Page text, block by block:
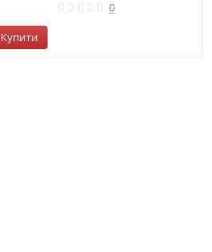
0
Купити